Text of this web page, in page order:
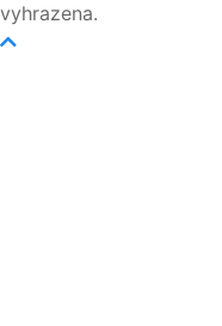
vyhrazena.